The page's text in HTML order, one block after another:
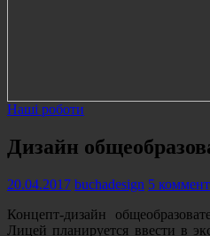
Наші роботи
Дизайн
20.04.2017 buchadesign 5
Концепт-дизайн
Лицей планируется ввести в